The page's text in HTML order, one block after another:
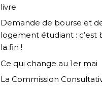
livre
Demande de bourse et
logement étudiant : c’est
la fin !
Ce qui change au 1er mai
La Commission